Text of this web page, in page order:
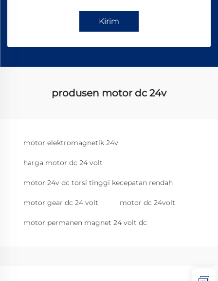
Kirim
produsen motor dc 24v
motor elektromagnetik 24v
harga motor dc 24 volt
motor 24v dc torsi tinggi kecepatan rendah
motor gear dc 24 volt motor dc 24volt
motor permanen magnet 24 volt dc